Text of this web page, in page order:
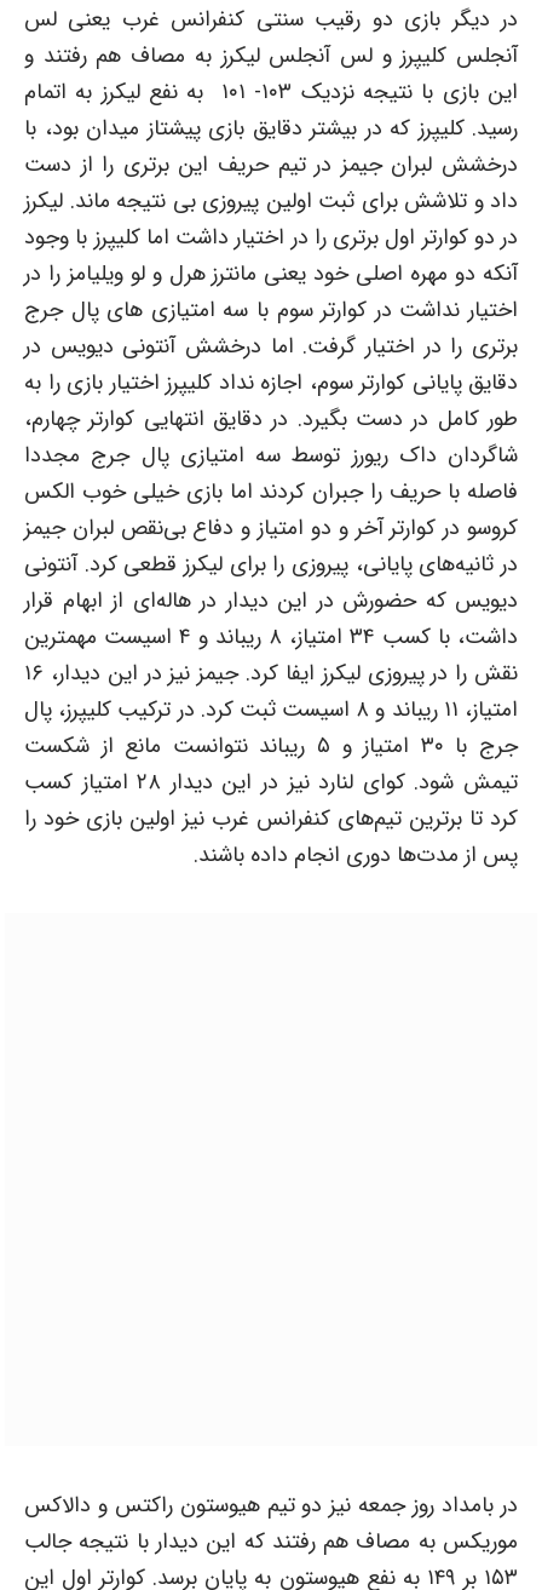
در دیگر بازی دو رقیب سنتی کنفرانس غرب یعنی لس
آنجلس کلیپرز و لس آنجلس لیکرز به مصاف هم رفتند و
این بازی با نتیجه نزدیک ۱۰۳- ۱۰۱ به نفع لیکرز به اتمام
رسید. کلیپرز که در بیشتر دقایق بازی پیشتاز میدان بود، با
درخشش لبران جیمز در تیم حریف این برتری را از دست
داد و تلاشش برای ثبت اولین پیروزی بی نتیجه ماند. لیکرز
در دو کوارتر اول برتری را در اختیار داشت اما کلیپرز با وجود
آنکه دو مهره اصلی خود یعنی مانترز هرل و لو ویلیامز را در
اختیار نداشت در کوارتر سوم با سه امتیازی های پال جرج
برتری را در اختیار گرفت. اما درخشش آنتونی دیویس در
دقایق پایانی کوارتر سوم، اجازه نداد کلیپرز اختیار بازی را به
طور کامل در دست بگیرد. در دقایق انتهایی کوارتر چهارم،
شاگردان داک ریورز توسط سه امتیازی پال جرج مجددا
فاصله با حریف را جبران کردند اما بازی خیلی خوب الکس
کروسو در کوارتر آخر و دو امتیاز و دفاع بی‌نقص لبران جیمز
در ثانیه‌های پایانی، پیروزی را برای لیکرز قطعی کرد. آنتونی
دیویس که حضورش در این دیدار در هاله‌ای از ابهام قرار
داشت، با کسب ۳۴ امتیاز، ۸ ریباند و ۴ اسیست مهمترین
نقش را در پیروزی لیکرز ایفا کرد. جیمز نیز در این دیدار، ۱۶
امتیاز، ۱۱ ریباند و ۸ اسیست ثبت کرد. در ترکیب کلیپرز، پال
جرج با ۳۰ امتیاز و ۵ ریباند نتوانست مانع از شکست
تیمش شود. کوای لنارد نیز در این دیدار ۲۸ امتیاز کسب
کرد تا برترین تیم‌های کنفرانس غرب نیز اولین بازی خود را
پس از مدت‌ها دوری انجام داده باشند.
در بامداد روز جمعه نیز دو تیم هیوستون راکتس و دالاکس
موریکس به مصاف هم رفتند که این دیدار با نتیجه جالب
۱۵۳ بر ۱۴۹ به نفع هیوستون به پایان برسد. کوارتر اول این